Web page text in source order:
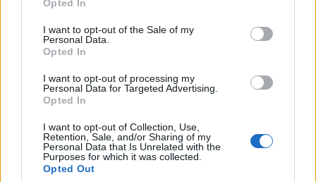
Opted In
I want to opt-out of the Sale of my
Personal Data.
Opted In
I want to opt-out of processing my
Personal Data for Targeted Advertising.
Opted In
I want to opt-out of Collection, Use,
Retention, Sale, and/or Sharing of my
Personal Data that Is Unrelated with the
Purposes for which it was collected.
Opted Out
lista di Milan e Inter,
di proprietà del Manchester City.
al crack Nzola
sarebbe stato troppo semplice parlare di
Vlahovic o Scamacca, per questo motivo ci
siamosoffermati sull'esplosione di